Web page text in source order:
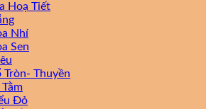
Hoạ Tiết
Nhí
Sen
Tròn- Thuyền
Đỏ